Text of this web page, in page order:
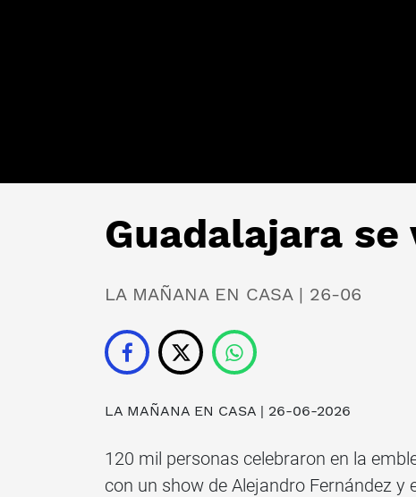
Guadalajara
LA MAÑANA EN CASA | 26-06
LA MAÑANA EN CASA | 26-06-2026
120 mil personas celebraron en la
con un show de Alejandro Fernández